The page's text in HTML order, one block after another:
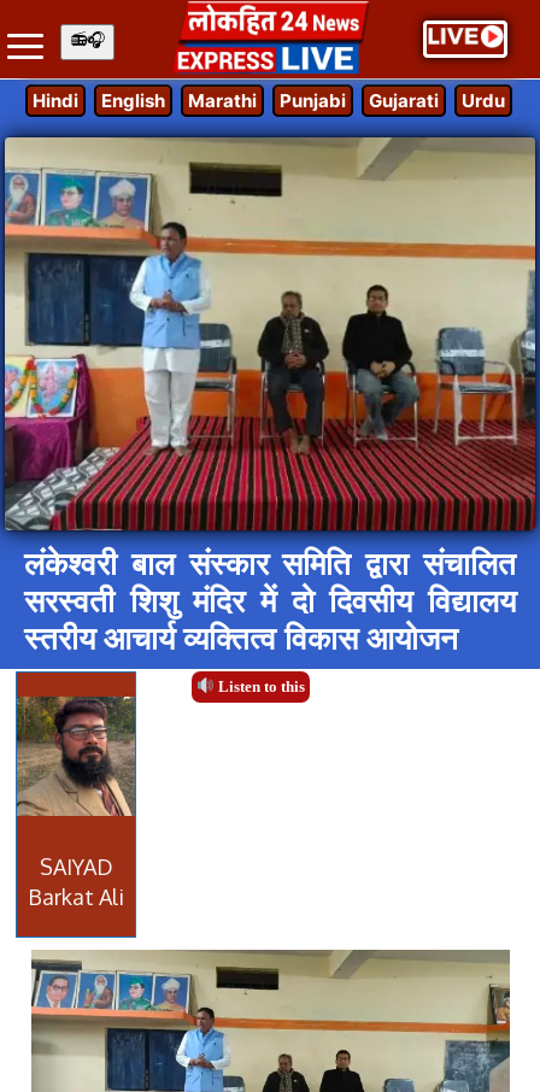
Hindi English Marathi Punjabi Gujarati Urdu
लंकेश्वरी बाल संस्कार समिति द्वारा संचालित
सरस्वती शिशु मंदिर में दो दिवसीय विद्यालय
स्तरीय आचार्य व्यक्तित्व विकास आयोजन
Listen to this
SAIYAD
Barkat Ali